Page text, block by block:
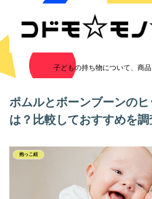
子どもの持ち物について、商品
ポムルとボーンブーンの
は？比較しておすすめを調
抱っこ紐